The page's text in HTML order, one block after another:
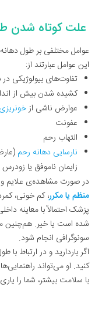
علت کوتاه شدن
عوامل مختلفی بر طول
این عوامل عبارتند از:
تفاوت‌های بیولوژیکی
کشیده شدن بیش از
عوارض ناشی از
عفونت
التهاب رحم
نارسایی دهانه رحم
زایمان ناموفق یا
در صورت مشاهده‌ی علایم و
منظم یا مکرر، کم خونی،
پزشک احتمالاً با معاینه‌
شده است یا خیر. هم‌چنین
سونوگرافی انجام شود.
اگر باردارید و در ارتباط
کنید. او می‌تواند
با سلامت بیشتر، شما را